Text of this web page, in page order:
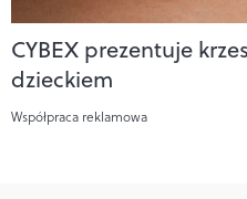
CYBEX prezentuje
dzieckiem
Współpraca reklamowa